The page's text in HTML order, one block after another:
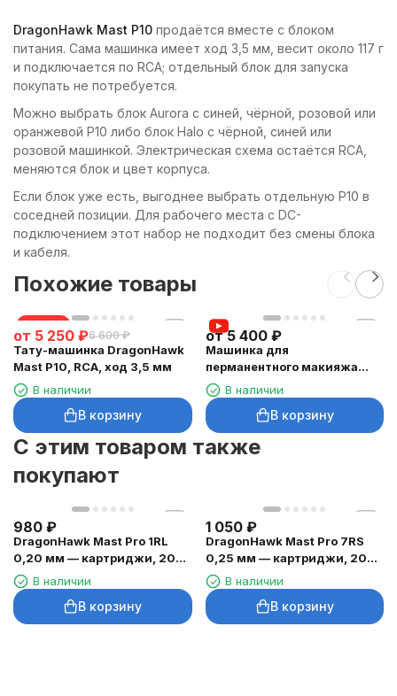
DragonHawk Mast P10 продаётся вместе с блоком
питания. Сама машинка имеет ход 3,5 мм, весит около 117 г
и подключается по RCA; отдельный блок для запуска
покупать не потребуется.
Можно выбрать блок Aurora с синей, чёрной, розовой или
оранжевой P10 либо блок Halo с чёрной, синей или
розовой машинкой. Электрическая схема остаётся RCA,
меняются блок и цвет корпуса.
Если блок уже есть, выгоднее выбрать отдельную P10 в
соседней позиции. Для рабочего места с DC-
подключением этот набор не подходит без смены блока
и кабеля.
Похожие товары
скидка
от 5 250 ₽6 600 ₽
Тату-машинка DragonHawk
Mast P10, RCA, ход 3,5 мм
В наличии
В корзину
от5 400 ₽
Машинка для
перманентного макияжа
DragonHawk Mast Magi Pen,
RCA, ход 2–3 мм
В наличии
В корзину
C этим товаром также
покупают
980 ₽
DragonHawk Mast Pro 1RL
0,20 мм — картриджи, 20
шт.В наличии
В корзину
1 050 ₽
DragonHawk Mast Pro 7RS
0,25 мм — картриджи, 20
шт.В наличии
В корзину